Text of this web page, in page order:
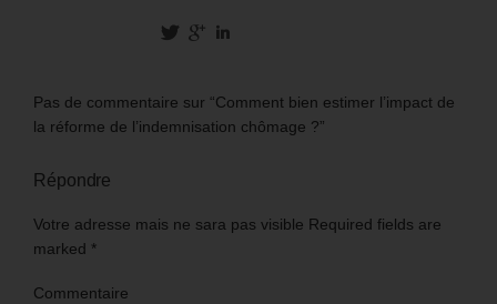
Pas de commentaire sur “Comment bien estimer l’impact de
la réforme de l’indemnisation chômage ?”
Répondre
Votre adresse mais ne sara pas visible Required fields are
marked *
Commentaire